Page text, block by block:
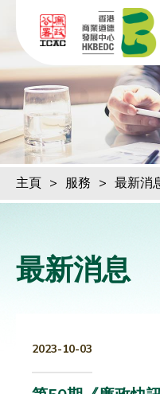
主頁 > 服務 > 最新消
最新消息
2023-10-03